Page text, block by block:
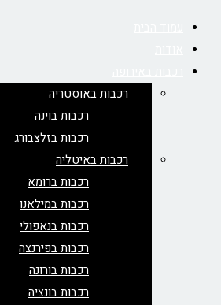
רכבות באוסטריה
רכבות בוינה
רכבות בזלצבורג
רכבות באיטליה
רכבות ברומא
רכבות במילאנו
רכבות בנאפולי
רכבות בפירנצה
רכבות בורונה
רכבות בונציה